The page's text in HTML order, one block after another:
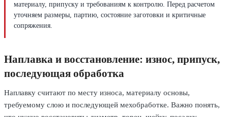
материалу, припуску и требованиям к контролю. Перед расчетом
уточняем размеры, партию, состояние заготовки и критичные
сопряжения.
Наплавка и восстановление: износ, припуск,
последующая обработка
Наплавку считают по месту износа, материалу основы,
требуемому слою и последующей мехобработке. Важно понять,